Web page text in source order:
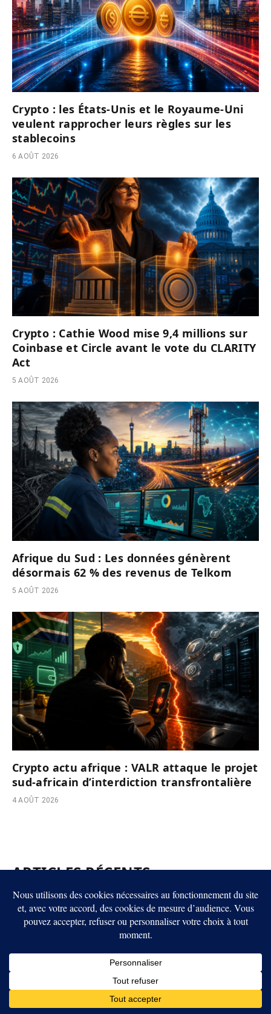
Crypto : les États-Unis et le Royaume-Uni
veulent rapprocher leurs règles sur les
stablecoins
6 AOÛT 2026
Crypto : Cathie Wood mise 9,4 millions sur
Coinbase et Circle avant le vote du CLARITY
Act
5 AOÛT 2026
Afrique du Sud : Les données génèrent
désormais 62 % des revenus de Telkom
5 AOÛT 2026
Crypto actu afrique : VALR attaque le projet
sud-africain d’interdiction transfrontalière
4 AOÛT 2026
ARTICLES RÉCENTS
Crypto : les États-Unis et le Royaume-Uni veulent rapprocher leurs
règles sur les stablecoins
Crypto : Cloudflare donne des portefeuilles en stablecoins aux agents IA